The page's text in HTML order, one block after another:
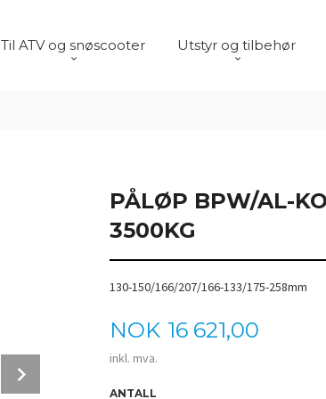
Til ATV og snøscooter Utstyr og tilbehør
PÅLØP BPW/AL-
3500KG
130-150/166/207/166-133/175-258mm
Pris
NOK 16 621,00
inkl. mva.
ANTALL